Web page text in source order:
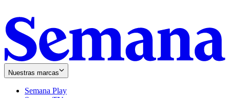
Nuestras marcas
Semana Play